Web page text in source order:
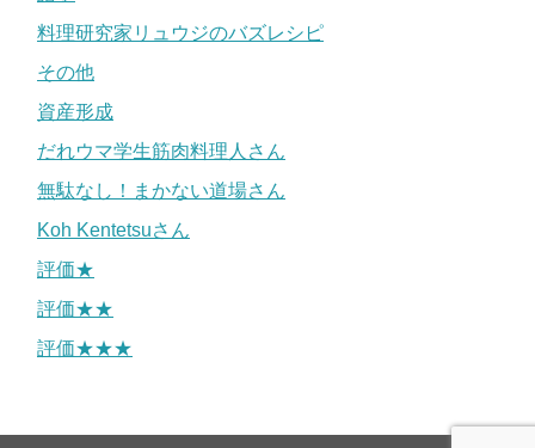
料理研究家リュウジのバズレシピ
その他
資産形成
だれウマ学生筋肉料理人さん
無駄なし！まかない道場さん
Koh Kentetsuさん
評価★
評価★★
評価★★★